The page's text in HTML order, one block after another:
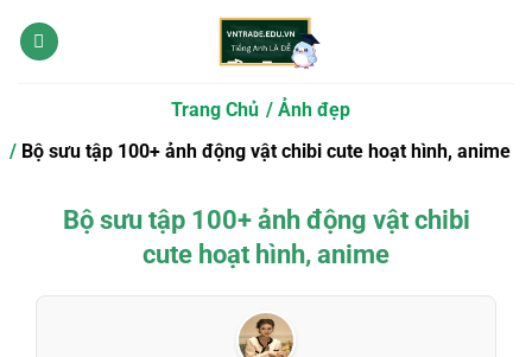
qua
Trang Chủ
Ảnh đẹp
Bộ sưu tập 100+ ảnh động vật chibi cute hoạt hình, anime
Bộ sưu tập 100+ ảnh động vật chibi
cute hoạt hình, anime